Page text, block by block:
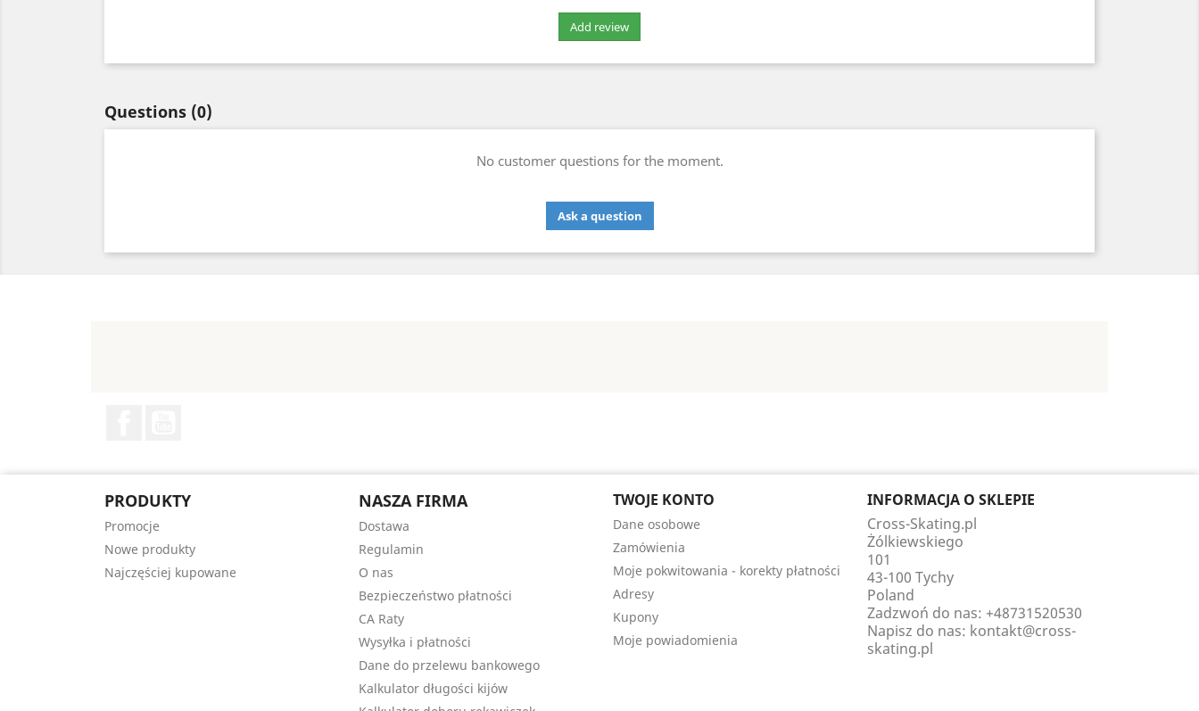
Questions (0)
No customer questions for the moment.
Ask a question
PRODUKTY
Promocje
Nowe produkty
Najczęściej kupowane
NASZA FIRMA
Dostawa
Regulamin
O nas
Bezpieczeństwo płatności
CA Raty
Wysyłka i płatności
Dane do przelewu bankowego
Kalkulator długości kijów
TWOJE KONTO
Dane osobowe
Zamówienia
Moje pokwitowania - korekty płatności
Adresy
Kupony
Moje powiadomienia
INFORMACJA O SKLEPIE
Cross-Skating.pl
Żólkiewskiego
101
43-100 Tychy
Poland
Zadzwoń do nas: +48731520530
Napisz do nas: kontakt@cross-
skating.pl